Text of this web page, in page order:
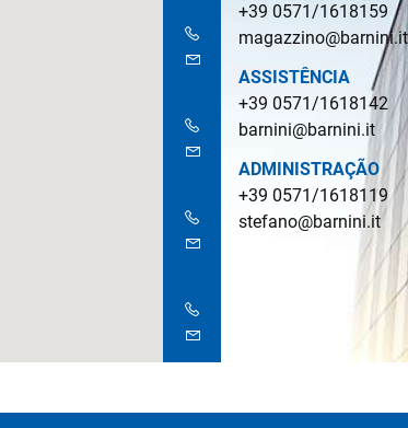
+39 0571/1618159
magazzino@barnini.it
ASSISTÊNCIA
+39 0571/1618142
barnini@barnini.it
ADMINISTRAÇÃO
+39 0571/1618119
stefano@barnini.it